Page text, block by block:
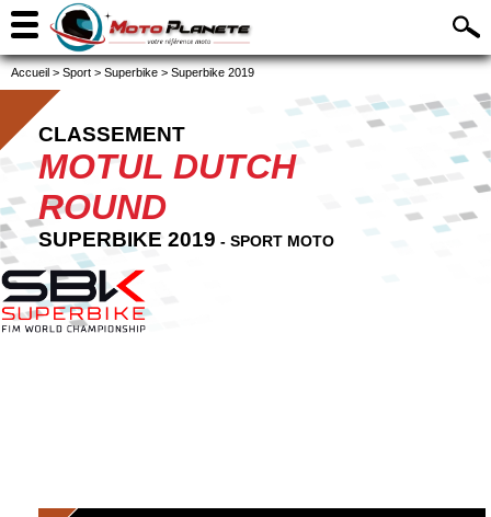
Accueil > Sport > Superbike > Superbike 2019
CLASSEMENT
MOTUL DUTCH
ROUND
SUPERBIKE 2019 - SPORT MOTO